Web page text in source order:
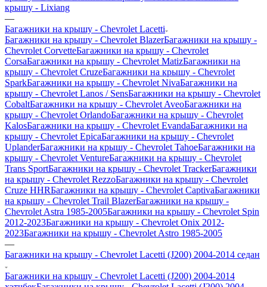
крышу - Lixiang
—
Багажники на крышу - Chevrolet Lacetti
Багажники на крышу - Chevrolet BlazerБагажники на крышу -
Chevrolet CorvetteБагажники на крышу - Chevrolet
CorsaБагажники на крышу - Chevrolet MatizБагажники на
крышу - Chevrolet CruzeБагажники на крышу - Chevrolet
SparkБагажники на крышу - Chevrolet NivaБагажники на
крышу - Chevrolet Lanos / SensБагажники на крышу - Chevrolet
CobaltБагажники на крышу - Chevrolet AveoБагажники на
крышу - Chevrolet OrlandoБагажники на крышу - Chevrolet
KalosБагажники на крышу - Chevrolet EvandaБагажники на
крышу - Chevrolet EpicaБагажники на крышу - Chevrolet
UplanderБагажники на крышу - Chevrolet TahoeБагажники на
крышу - Chevrolet VentureБагажники на крышу - Chevrolet
Trans SportБагажники на крышу - Chevrolet TrackerБагажники
на крышу - Chevrolet RezzoБагажники на крышу - Chevrolet
Cruze HHRБагажники на крышу - Chevrolet CaptivaБагажники
на крышу - Chevrolet Trail BlazerБагажники на крышу -
Chevrolet Astra 1985-2005Багажники на крышу - Chevrolet Spin
2012-2023Багажники на крышу - Chevrolet Onix 2012-
2023Багажники на крышу - Chevrolet Astro 1985-2005
—
Багажники на крышу - Chevrolet Lacetti (J200) 2004-2014 седан
Багажники на крышу - Chevrolet Lacetti (J200) 2004-2014